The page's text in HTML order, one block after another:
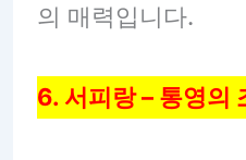
의 매력입니다.
6. 서피랑 – 통영의